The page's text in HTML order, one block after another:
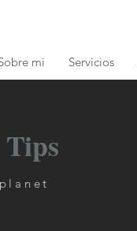
mi Servicios
Tips